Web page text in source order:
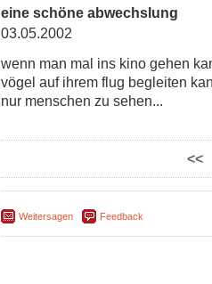
eine schöne abwechslung
03.05.2002
wenn man mal ins kino gehen
vögel auf ihrem flug begleiten
nur menschen zu sehen...
<<
Weitersagen Feedback